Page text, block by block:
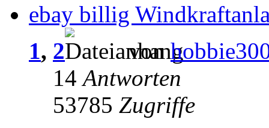
ebay billig
1, 2 von
14Antworten
53785 Zugriffe